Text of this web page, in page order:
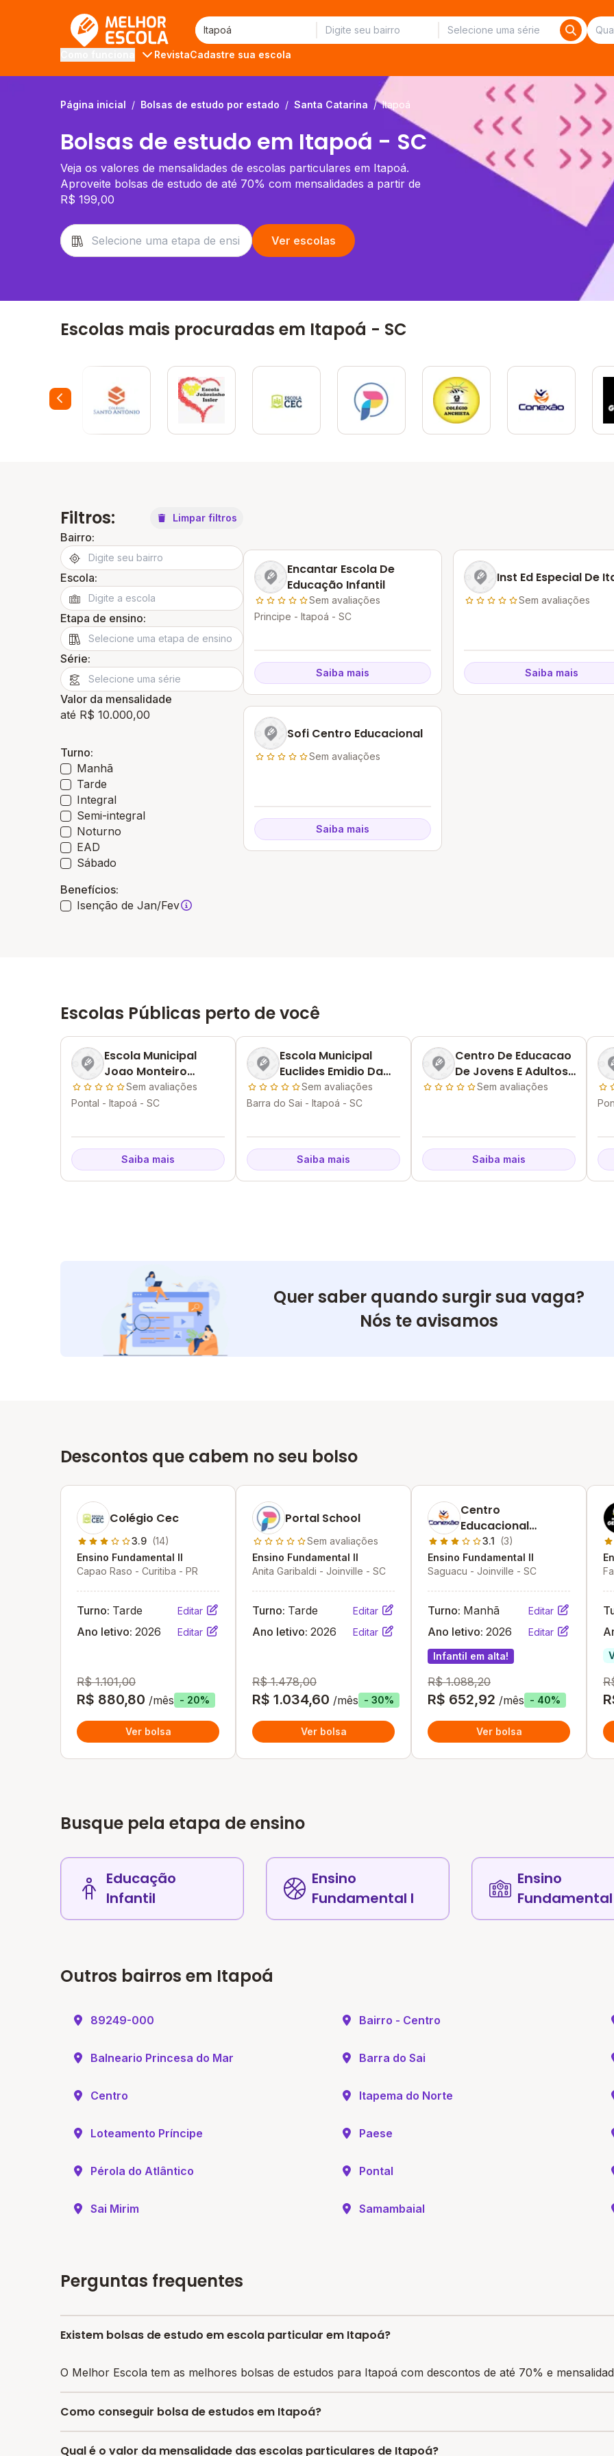
RevistaCadastre sua escola
Página inicial / Bolsas de estudo por estado / Santa Catarina / Itapoá
Bolsas de estudo em Itapoá - SC
Veja os valores de mensalidades de escolas particulares em Itapoá.
Aproveite bolsas de estudo de até 70% com mensalidades a partir de
R$ 199,00
Ver escolas
Escolas mais procuradas em Itapoá - SC
Filtros: Limpar filtros
Bairro:
Escola:
Etapa de ensino:
Série:
Valor da mensalidade
até R$ 10.000,00
Turno:
Manhã
Tarde
Integral
Semi-integral
Noturno
EAD
Sábado
Benefícios:
Isenção de Jan/Fev
Encantar Escola De
Educação Infantil
Sem avaliações
Principe - Itapoá - SC
Saiba mais
Inst Ed Especial De
Sem avaliações
Saiba mais
Sofi Centro Educacional
Sem avaliações
Saiba mais
Escolas Públicas perto de você
Escola Municipal
Joao Monteiro
CabralSem avaliações
Pontal - Itapoá - SC
Saiba mais
Escola Municipal
Euclides Emidio Da
SilvaSem avaliações
Barra do Sai - Itapoá - SC
Saiba mais
Centro De Educacao
De Jovens E Adultos
De Itapoa - Cejai
Sem avaliações
Saiba mais
Quer saber quando surgir sua vaga?
Nós te avisamos
Descontos que cabem no seu bolso
Colégio Cec
3.9 (14)
Ensino Fundamental II
Capao Raso - Curitiba - PR
Turno: Tarde Editar
Ano letivo: 2026 Editar
R$ 1.101,00
R$ 880,80 /mês - 20%
Ver bolsa
Portal School
Sem avaliações
Ensino Fundamental II
Anita Garibaldi - Joinville - SC
Turno: Tarde Editar
Ano letivo: 2026 Editar
R$ 1.478,00
R$ 1.034,60 /mês - 30%
Ver bolsa
Centro
Educacional
Conexão
3.1 (3)
Ensino Fundamental II
Saguacu - Joinville - SC
Turno: Manhã Editar
Ano letivo: 2026 Editar
Infantil em alta!
R$ 1.088,20
R$ 652,92 /mês - 40%
Ver bolsa
Busque pela etapa de ensino
Educação
Infantil
Ensino
Fundamental I
Ensino
Fundamental
Outros bairros em Itapoá
89249-000 Bairro - Centro
Balneario Princesa do Mar Barra do Sai
Centro Itapema do Norte
Loteamento Príncipe Paese
Pérola do Atlântico Pontal
Sai Mirim Samambaial
Perguntas frequentes
Existem bolsas de estudo em escola particular em Itapoá?
O Melhor Escola tem as melhores bolsas de estudos para Itapoá com descontos de até 70% e
Como conseguir bolsa de estudos em Itapoá?
O programa de bolsa do Melhor Escola disponibiliza vagas com até 80% de desconto nas mensalidades.
Qual é o valor da mensalidade das escolas particulares de Itapoá?